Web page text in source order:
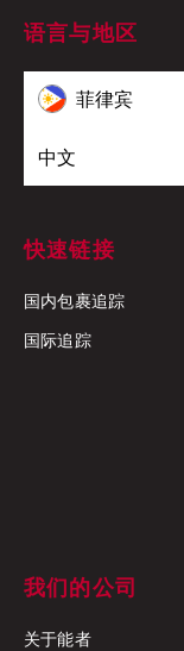
语言与地区
菲律宾
中文
快速链接
国内包裹追踪
国际追踪
我们的公司
关于能者